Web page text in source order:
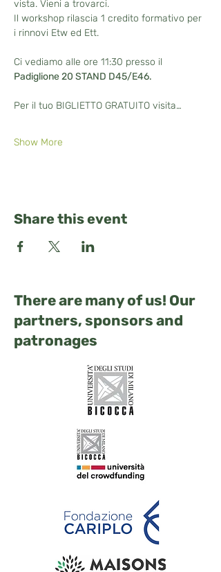
vista. Vieni a trovarci.
Il workshop rilascia 1 credito formativo per
i rinnovi Etw ed Ett.
Ci vediamo alle ore 11:30 presso il
Padiglione 20 STAND D45/E46.
Per il tuo BIGLIETTO GRATUITO visita…
Show More
Share this event
There are many of us! Our
partners, sponsors and
patronages